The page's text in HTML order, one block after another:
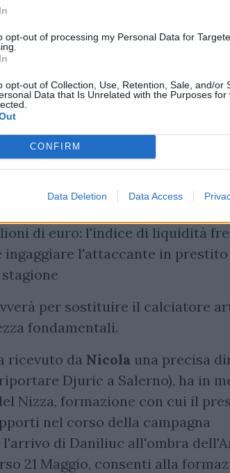
opt-out of processing my Personal Data for
opt-out of Collection, Use, Retention, Sale, and/or
Data that Is Unrelated with the Purposes for
CONFIRM
Data Deletion Data Access
capeggiata da patron
privarsi di uno traFederico
restano sul podio quali candidati
doriano, l'attaccante cileno e
diesse De Sanctis non è
è sempre stato quello
di mister Nicola.
ci ha fatto un pensierino su
di euro: l'indice di liquidità
l'attaccante in prestito
per sostituire il calciatore
fondamentali.
ricevuto da Nicola una precisa
Djuric a Salerno), ha in
Nizza, formazione con cui il
nel corso della campagna
di Daniliuc all'ombra
21 Maggio, consenti alla